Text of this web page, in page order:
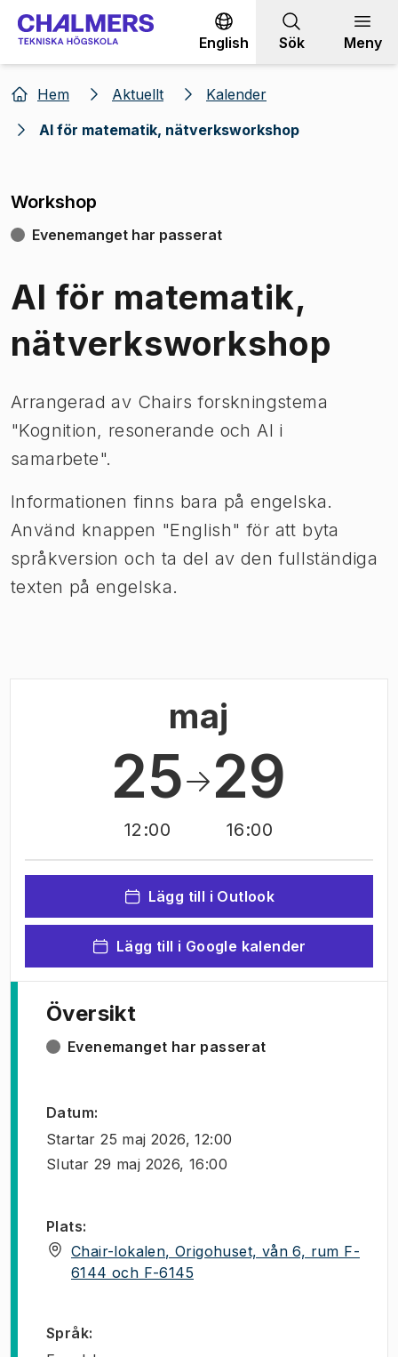
Gå till innehållet
English Sök Meny
Hem Aktuellt
Kalender
AI för matematik, nätverksworkshop
Workshop
Evenemanget har passerat
AI för matematik,
nätverksworkshop
Arrangerad av Chairs forskningstema
"Kognition, resonerande och AI i
samarbete".
Informationen finns bara på engelska.
Använd knappen "English" för att byta
språkversion och ta del av den fullständiga
texten på engelska.
maj
25
12:00
29
16:00
Lägg till i Outlook
Lägg till i Google kalender
Översikt
Evenemanget har passerat
Datum:
Startar 25 maj 2026, 12:00
Slutar 29 maj 2026, 16:00
Plats:
Chair-lokalen, Origohuset, vån 6, rum F-
6144 och F-6145
Språk: